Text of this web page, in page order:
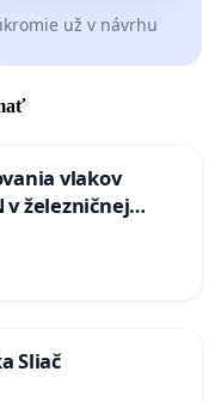
už v návrhu
vlakov
v železničnej
Sliač